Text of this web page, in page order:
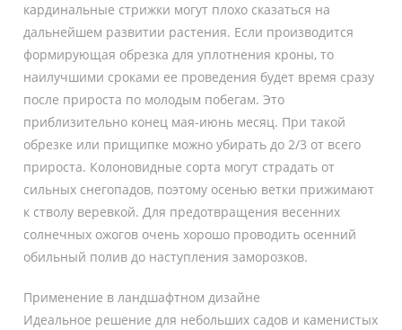
кардинальные стрижки могут плохо сказаться на
дальнейшем развитии растения. Если производится
формирующая обрезка для уплотнения кроны, то
наилучшими сроками ее проведения будет время сразу
после прироста по молодым побегам. Это
приблизительно конец мая-июнь месяц. При такой
обрезке или прищипке можно убирать до 2/3 от всего
прироста. Колоновидные сорта могут страдать от
сильных снегопадов, поэтому осенью ветки прижимают
к стволу веревкой. Для предотвращения весенних
солнечных ожогов очень хорошо проводить осенний
обильный полив до наступления заморозков.
Применение в ландшафтном дизайне
Идеальное решение для небольших садов и каменистых